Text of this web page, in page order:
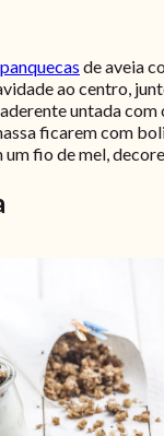
panquecas de aveia
ao centro,
untada com
ficarem com
um fio de mel,